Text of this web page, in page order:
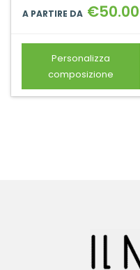
A PARTIRE DA €50.00
Personalizza
composizione